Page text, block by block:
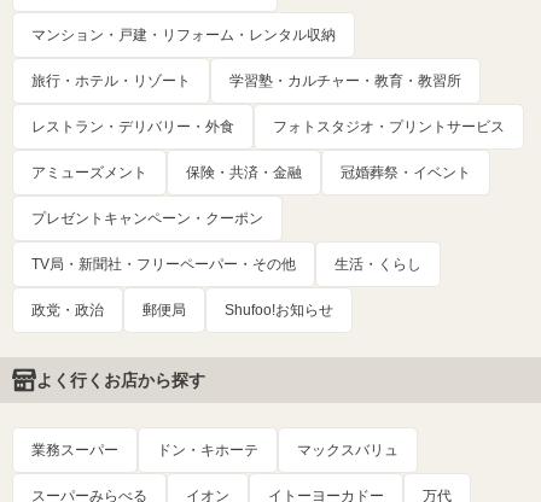
マンション・戸建・リフォーム・レンタル収納
旅行・ホテル・リゾート 学習塾・カルチャー・教育・教習所
レストラン・デリバリー・外食 フォトスタジオ・プリントサービス
アミューズメント 保険・共済・金融 冠婚葬祭・イベント
プレゼントキャンペーン・クーポン
TV局・新聞社・フリーペーパー・その他 生活・くらし
政党・政治 郵便局 Shufoo!お知らせ
よく行くお店から探す
業務スーパー ドン・キホーテ マックスバリュ
スーパーみらべる イオン イトーヨーカドー 万代